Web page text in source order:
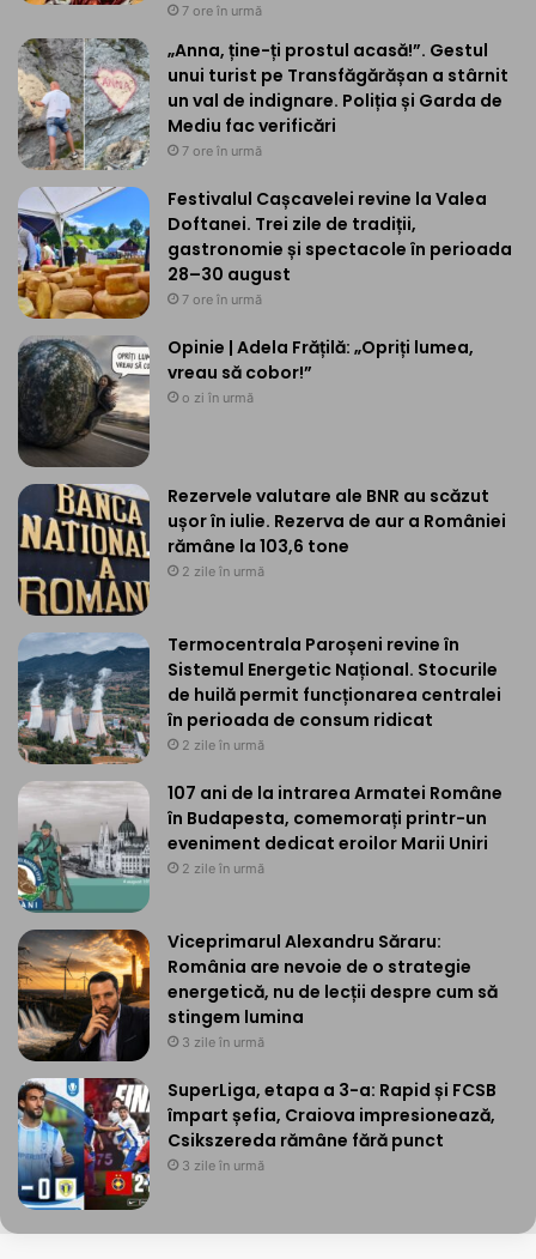
7 ore în urmă
„Anna, ține-ți prostul acasă!”. Gestul
unui turist pe Transfăgărășan a stârnit
un val de indignare. Poliția și Garda de
Mediu fac verificări
7 ore în urmă
Festivalul Cașcavelei revine la Valea
Doftanei. Trei zile de tradiții,
gastronomie și spectacole în perioada
28–30 august
7 ore în urmă
Opinie | Adela Frățilă: „Opriți lumea,
vreau să cobor!”
o zi în urmă
Rezervele valutare ale BNR au scăzut
ușor în iulie. Rezerva de aur a României
rămâne la 103,6 tone
2 zile în urmă
Termocentrala Paroșeni revine în
Sistemul Energetic Național. Stocurile
de huilă permit funcționarea centralei
în perioada de consum ridicat
2 zile în urmă
107 ani de la intrarea Armatei Române
în Budapesta, comemorați printr-un
eveniment dedicat eroilor Marii Uniri
2 zile în urmă
Viceprimarul Alexandru Săraru:
România are nevoie de o strategie
energetică, nu de lecții despre cum să
stingem lumina
3 zile în urmă
SuperLiga, etapa a 3-a: Rapid și FCSB
împart șefia, Craiova impresionează,
Csikszereda rămâne fără punct
3 zile în urmă